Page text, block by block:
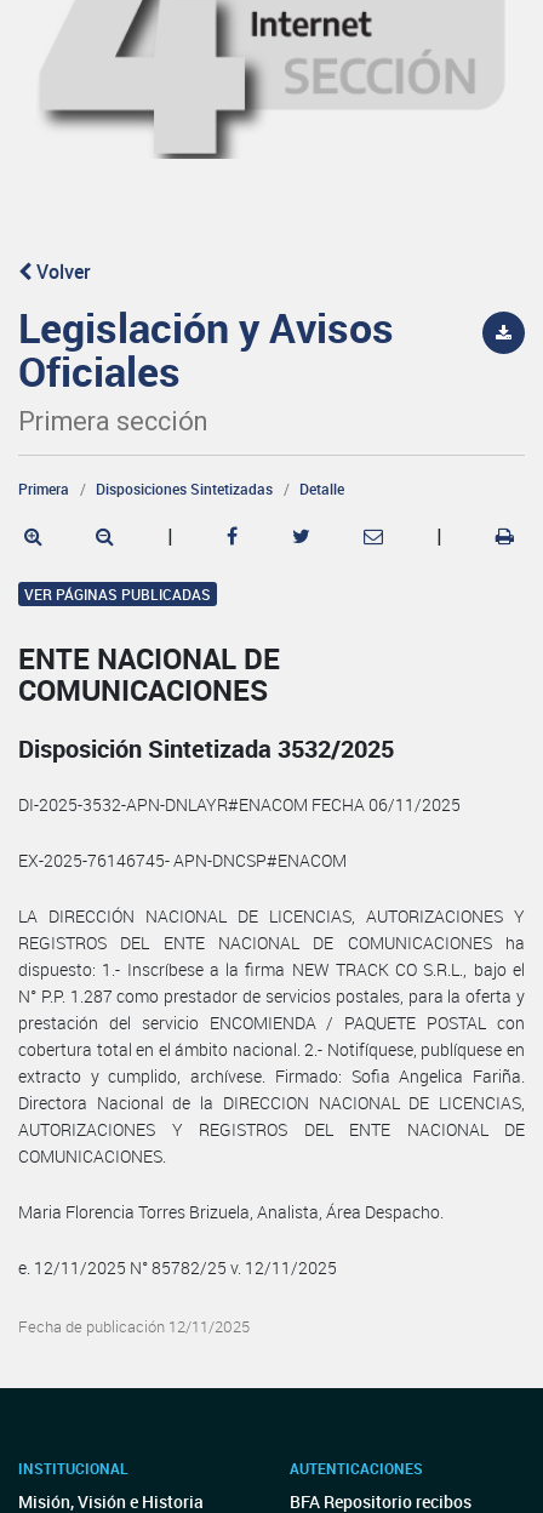
Volver
Legislación y Avisos
Oficiales
Primera sección
Primera Disposiciones Sintetizadas Detalle
| |
VER PÁGINAS PUBLICADAS
ENTE NACIONAL DE
COMUNICACIONES
Disposición Sintetizada 3532/2025
DI-2025-3532-APN-DNLAYR#ENACOM FECHA 06/11/2025
EX-2025-76146745- APN-DNCSP#ENACOM
LA DIRECCIÓN NACIONAL DE LICENCIAS, AUTORIZACIONES Y
REGISTROS DEL ENTE NACIONAL DE COMUNICACIONES ha
dispuesto: 1.- Inscríbese a la firma NEW TRACK CO S.R.L., bajo el
N° P.P. 1.287 como prestador de servicios postales, para la oferta y
prestación del servicio ENCOMIENDA / PAQUETE POSTAL con
cobertura total en el ámbito nacional. 2.- Notifíquese, publíquese en
extracto y cumplido, archívese. Firmado: Sofia Angelica Fariña.
Directora Nacional de la DIRECCION NACIONAL DE LICENCIAS,
AUTORIZACIONES Y REGISTROS DEL ENTE NACIONAL DE
COMUNICACIONES.
Maria Florencia Torres Brizuela, Analista, Área Despacho.
e. 12/11/2025 N° 85782/25 v. 12/11/2025
Fecha de publicación 12/11/2025
INSTITUCIONAL
Misión, Visión e Historia
AUTENTICACIONES
BFA Repositorio recibos